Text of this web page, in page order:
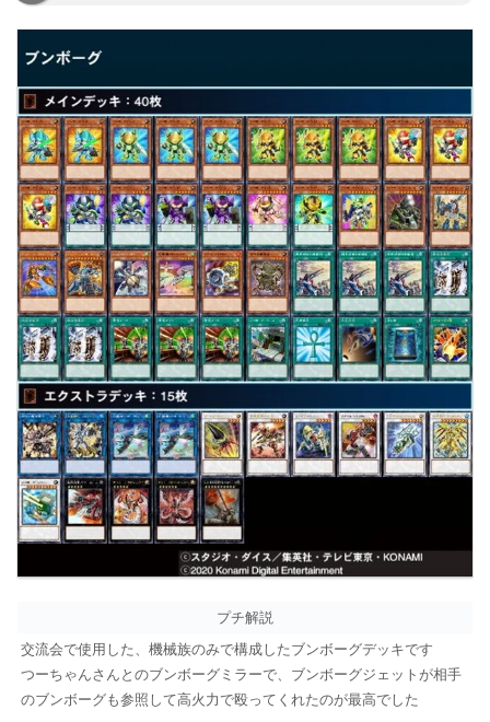
プチ解説
交流会で使用した、機械族のみで構成したブンボーグデッキです
つーちゃんさんとのブンボーグミラーで、ブンボーグジェットが相手
のブンボーグも参照して高火力で殴ってくれたのが最高でした